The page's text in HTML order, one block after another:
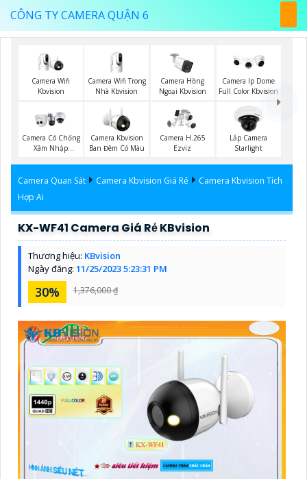
CÔNG TY CAMERA QUẬN 6
Camera Wifi
Kbvision
Camera Wifi Trong
Nhà Kbvision
Camera Hồng
Ngoại Kbvision
Camera Ip Dome
Full Color Kbvision
Camera Có Chống
Xâm Nhập
Camera Kbvision
Ban Đêm Có Màu
Camera H.265
Ezviz
Lắp Camera
Starlight
Camera Quan Sát Camera Kbvision Giá Rẻ
Camera Kbvision Tích
Hợp Ai
KX-WF41 Camera Giá Rẻ KBvision
Thương hiệu: KBvision
Ngày đăng: 11/25/2023 5:23:31 PM
30% 1,376,000 ₫